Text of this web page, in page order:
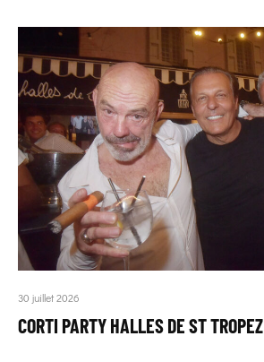
30 juillet 2026
CORTI PARTY HALLES DE ST TROPEZ